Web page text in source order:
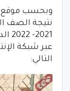
وبحسب موقع
نتيجة الصف
عبر شبكة
التالي: